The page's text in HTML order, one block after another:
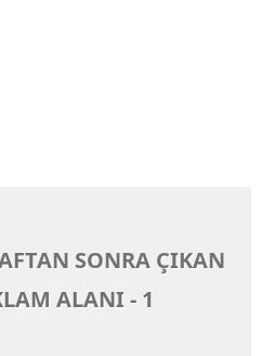
SONRA ÇIKAN
ALANI - 1